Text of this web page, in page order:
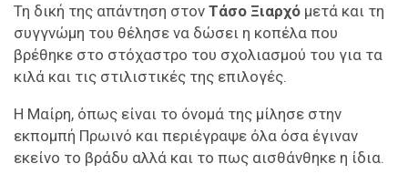
Τη δική της απάντηση στον Τάσο Ξιαρχό μετά και τη
συγγνώμη του θέλησε να δώσει η κοπέλα που
βρέθηκε στο στόχαστρο του σχολιασμού του για τα
κιλά και τις στιλιστικές της επιλογές.
Η Μαίρη, όπως είναι το όνομά της μίλησε στην
εκπομπή Πρωινό και περιέγραψε όλα όσα έγιναν
εκείνο το βράδυ αλλά και το πως αισθάνθηκε η ίδια.